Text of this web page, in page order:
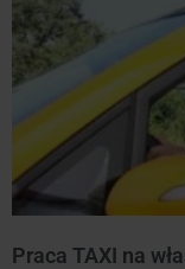
Praca TAXI na